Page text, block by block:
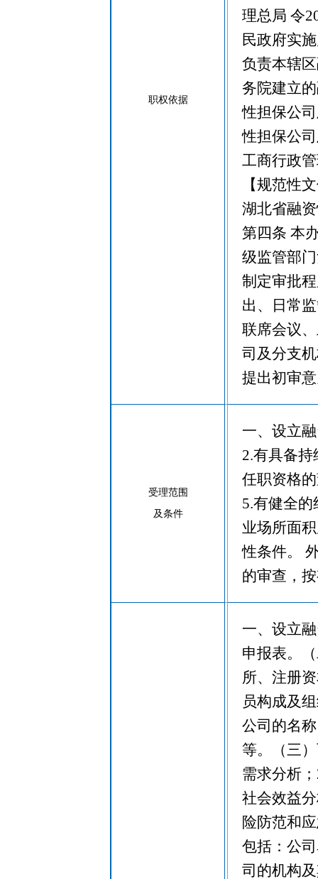
职权依据
理总局 令
民政府实
负责本辖
务院建立
性担保公
性担保公
工商行政
【规范性
湖北省融
第四条 本
级监管部
制定审批
出、日常
联席会议
司及分支
提出初审
受理范围
及条件
一、设立
2.有具备
任职资格
5.有健全
业场所面
性条件。
的审查，
一、设立
申报表。
所、注册
员构成及
公司的名
等。（三
需求分析
社会效益
险防范和
包括：公
司的机构